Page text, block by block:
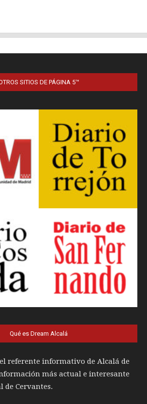
SITIOS DE PÁGINA 5™
Qué es Dream Alcalá
referente informativo de Alcalá de
más actual e interesante
de Cervantes.